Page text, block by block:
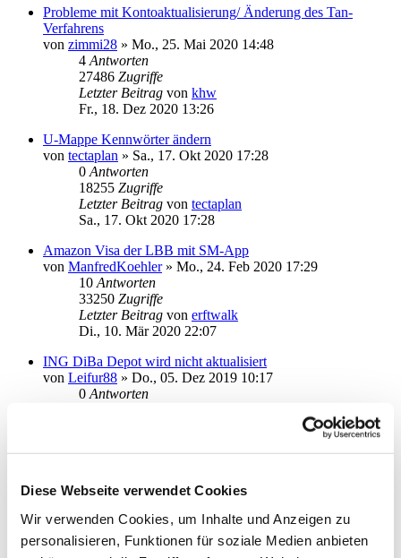
Diese Webseite verwendet Cookies
Wir verwenden Cookies, um Inhalte und Anzeigen zu
personalisieren, Funktionen für soziale Medien anbieten
Probleme mit Kontoaktualisierung/ Änderung des Tan-
Verfahrens
von zimmi28 » Mo., 25. Mai 2020 14:48
4 Antworten
27486 Zugriffe
Letzter Beitrag von khw
Fr., 18. Dez 2020 13:26
U-Mappe Kennwörter ändern
von tectaplan » Sa., 17. Okt 2020 17:28
0 Antworten
18255 Zugriffe
Letzter Beitrag von tectaplan
Sa., 17. Okt 2020 17:28
Amazon Visa der LBB mit SM-App
von ManfredKoehler» Mo., 24. Feb 2020 17:29
10 Antworten
33250 Zugriffe
Letzter Beitrag von erftwalk
Di., 10. Mär 2020 22:07
ING DiBa Depot wird nicht aktualisiert
von Leifur88 » Do., 05. Dez 2019 10:17
0 Antworten
vonLeifur88»Do., 05. Dez 2019 10:15
17560 Zugriffe
Letzter BeitragvonLeifur88